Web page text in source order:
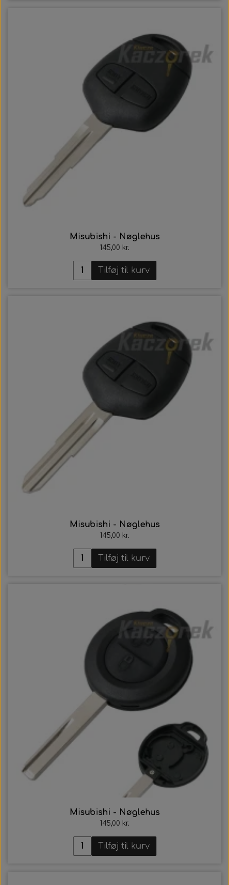
Misubishi - Nøglehus
145,00 kr.
Tilføj til kurv
Misubishi - Nøglehus
145,00 kr.
Tilføj til kurv
Misubishi - Nøglehus
145,00 kr.
Tilføj til kurv